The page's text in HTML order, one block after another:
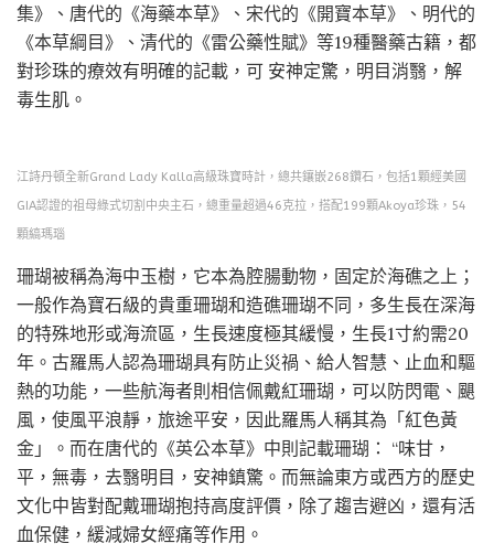
集》、唐代的《海藥本草》、宋代的《開寶本草》、明代的
《本草綱目》、清代的《雷公藥性賦》等19種醫藥古籍，都
對珍珠的療效有明確的記載，可 安神定驚，明目消翳，解
毒生肌。
江詩丹頓全新Grand Lady Kalla高級珠寶時計，總共鑲嵌268鑽石，包括1顆經美國
GIA認證的祖母綠式切割中央主石，總重量超過46克拉，搭配199顆Akoya珍珠，54
顆縞瑪瑙
珊瑚被稱為海中玉樹，它本為腔腸動物，固定於海礁之上；
一般作為寶石級的貴重珊瑚和造礁珊瑚不同，多生長在深海
的特殊地形或海流區，生長速度極其緩慢，生長1寸約需20
年。古羅馬人認為珊瑚具有防止災禍、給人智慧、止血和驅
熱的功能，一些航海者則相信佩戴紅珊瑚，可以防閃電、颶
風，使風平浪靜，旅途平安，因此羅馬人稱其為「紅色黃
金」。而在唐代的《英公本草》中則記載珊瑚： “味甘，
平，無毒，去翳明目，安神鎮驚。而無論東方或西方的歷史
文化中皆對配戴珊瑚抱持高度評價，除了趨吉避凶，還有活
血保健，緩減婦女經痛等作用。